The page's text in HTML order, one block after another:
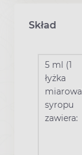
Skład
5 ml (1
łyżka
syropu
zawiera: